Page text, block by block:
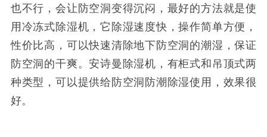
也不行，会让防空洞变得沉闷，最好的方法就是使
用冷冻式除湿机，它除湿速度快，操作简单方便，
性价比高，可以快速清除地下防空洞的潮湿，保证
防空洞的干爽。安诗曼除湿机，有柜式和吊顶式两
种类型，可以提供给防空洞防潮除湿使用，效果很
好。